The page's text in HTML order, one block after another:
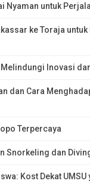
Nyaman untuk
ke Toraja
Melindungi Inovasi
dan Cara
Terpercaya
Snorkeling dan
Kost Dekat UMSU